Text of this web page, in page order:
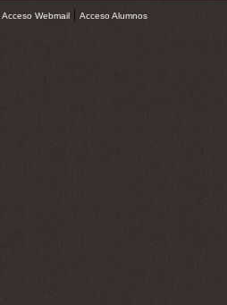
Acceso Webmail | Acceso Alumnos